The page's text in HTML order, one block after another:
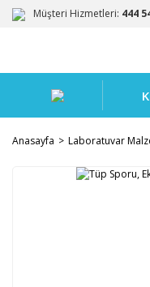
Müşteri Hizmetleri: 444
Anasayfa Laboratuvar